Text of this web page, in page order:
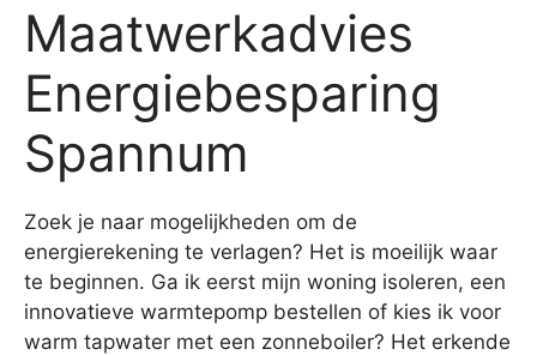
Maatwerkadvies
Energiebesparing
Spannum
Zoek je naar mogelijkheden om de
energierekening te verlagen? Het is moeilijk waar
te beginnen. Ga ik eerst mijn woning isoleren, een
innovatieve warmtepomp bestellen of kies ik voor
warm tapwater met een zonneboiler? Het erkende